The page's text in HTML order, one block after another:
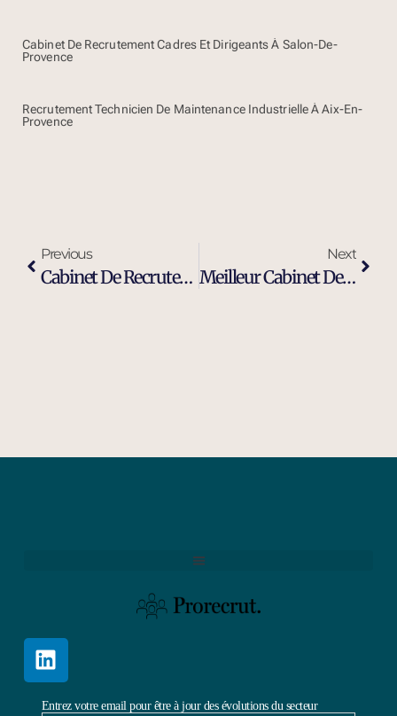
Cabinet De Recrutement Cadres Et Dirigeants À Salon-De-
Provence
Recrutement Technicien De Maintenance Industrielle À Aix-En-
Provence
Previous
Cabinet De Recrutement Cadres Et Dirigeants À Marseille
Next
Meilleur Cabinet De Recrutement Executive Search À Marseille
Entrez votre email pour être à jour des évolutions du secteur